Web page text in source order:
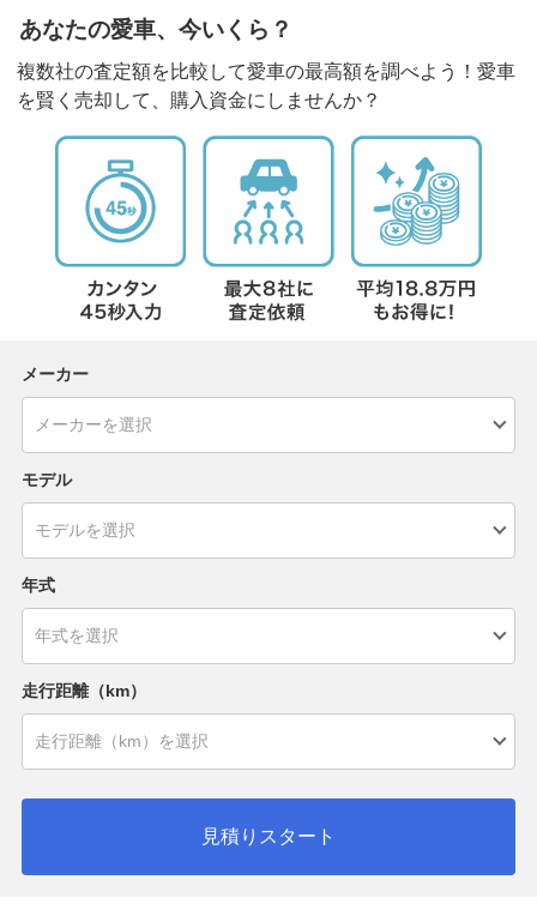
あなたの愛車、今いくら？
複数社の査定額を比較して愛車の最高額を調べよう！愛車
を賢く売却して、購入資金にしませんか？
メーカー
モデル
年式
走行距離（km）
見積りスタート